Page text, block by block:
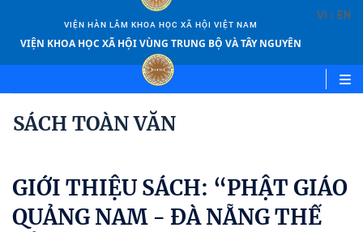
VIỆN HÀN LÂM KHOA HỌC XÃ HỘI VIỆT NAM
VIỆN KHOA HỌC XÃ HỘI VÙNG TRUNG BỘ VÀ TÂY NGUYÊN
VI | EN
SÁCH TOÀN VĂN
GIỚI THIỆU SÁCH: “PHẬT GIÁO
QUẢNG NAM - ĐÀ NẴNG THẾ